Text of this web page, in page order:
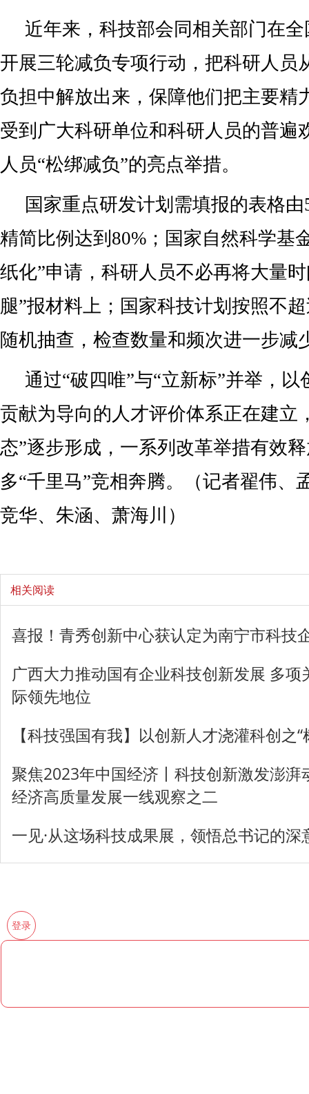
近年来，科技部会同相关部门在
开展三轮减负专项行动，把科研人员
负担中解放出来，保障他们把主要精
受到广大科研单位和科研人员的普遍
人员“松绑减负”的亮点举措。
国家重点研发计划需填报的表格
精简比例达到80%；国家自然科学基
纸化”申请，科研人员不必再将大量
腿”报材料上；国家科技计划按照不
随机抽查，检查数量和频次进一步减
通过“破四唯”与“立新标”并举，
贡献为导向的人才评价体系正在建立
态”逐步形成，一系列改革举措有效
多“千里马”竞相奔腾。（记者翟伟、
竞华、朱涵、萧海川）
相关阅读
喜报！青秀创新中心获认定为南宁市科技
广西大力推动国有企业科技创新发展 多
际领先地位
【科技强国有我】以创新人才浇灌科创之“
聚焦2023年中国经济丨科技创新激发澎
经济高质量发展一线观察之二
一见·从这场科技成果展，领悟总书记的深
登录